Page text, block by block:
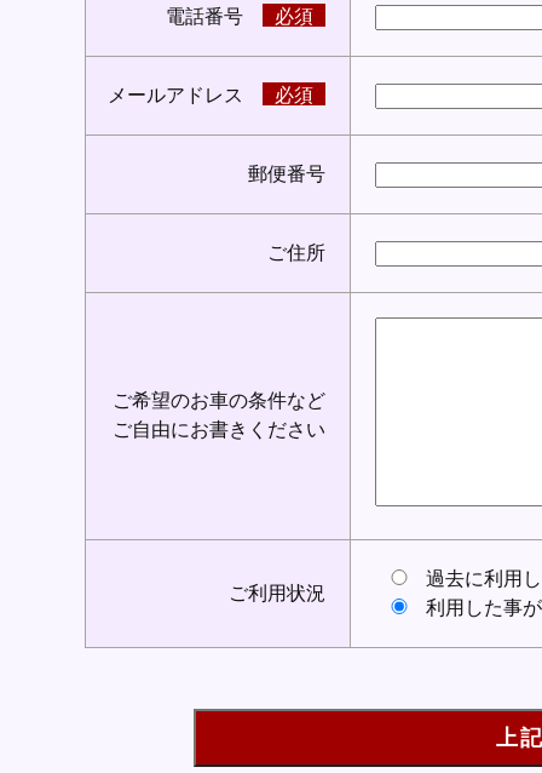
電話番号 必須
メールアドレス 必須
郵便番号
ご住所
ご希望のお車の条件など
ご自由にお書きください
ご利用状況
過去に利用
利用した事